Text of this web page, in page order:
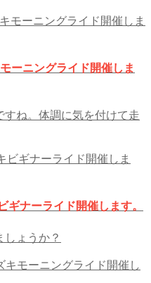
ーニングライド開催しま
ね。体調に気を付けて走
ナーライド開催します。
ょうか？